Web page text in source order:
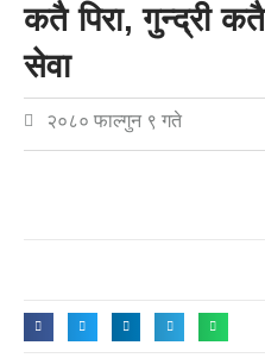
कतै पिरा, गुन्द्री
सेवा
२०८० फाल्गुन ९ गते